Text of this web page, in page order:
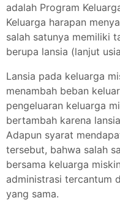
adalah Program
Keluarga harapan
salah satunya memiliki
berupa lansia (lanjut
Lansia pada keluarga
menambah beban
pengeluaran keluarga
bertambah karena
Adapun syarat
tersebut, bahwa salah
bersama keluarga
administrasi tercantum
yang sama.